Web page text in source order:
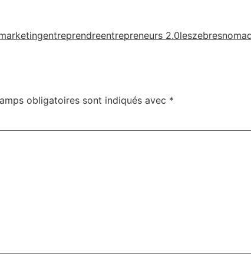
entreprendreentrepreneurs 2.0
obligatoires sont indiqués avec *